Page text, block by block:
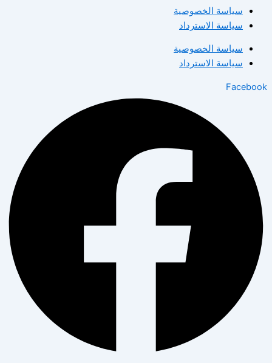
سياسة الخصوصية
سياسة الاسترداد
سياسة الخصوصية
سياسة الاسترداد